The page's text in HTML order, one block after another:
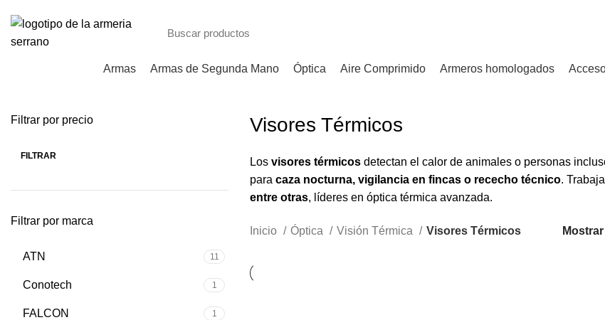
Armas Armas de Segunda Mano Óptica Aire Comprimido Armeros homologados
Filtrar por precio
FILTRAR
Filtrar por marca
ATN 11
Conotech 1
FALCON 1
Visores Térmicos
Los visores térmicos detectan el calor de animales o personas
para caza nocturna, vigilancia en fincas o rececho técnico.
entre otras, líderes en óptica térmica avanzada.
Inicio Óptica Visión Térmica Visores Térmicos Mostrar